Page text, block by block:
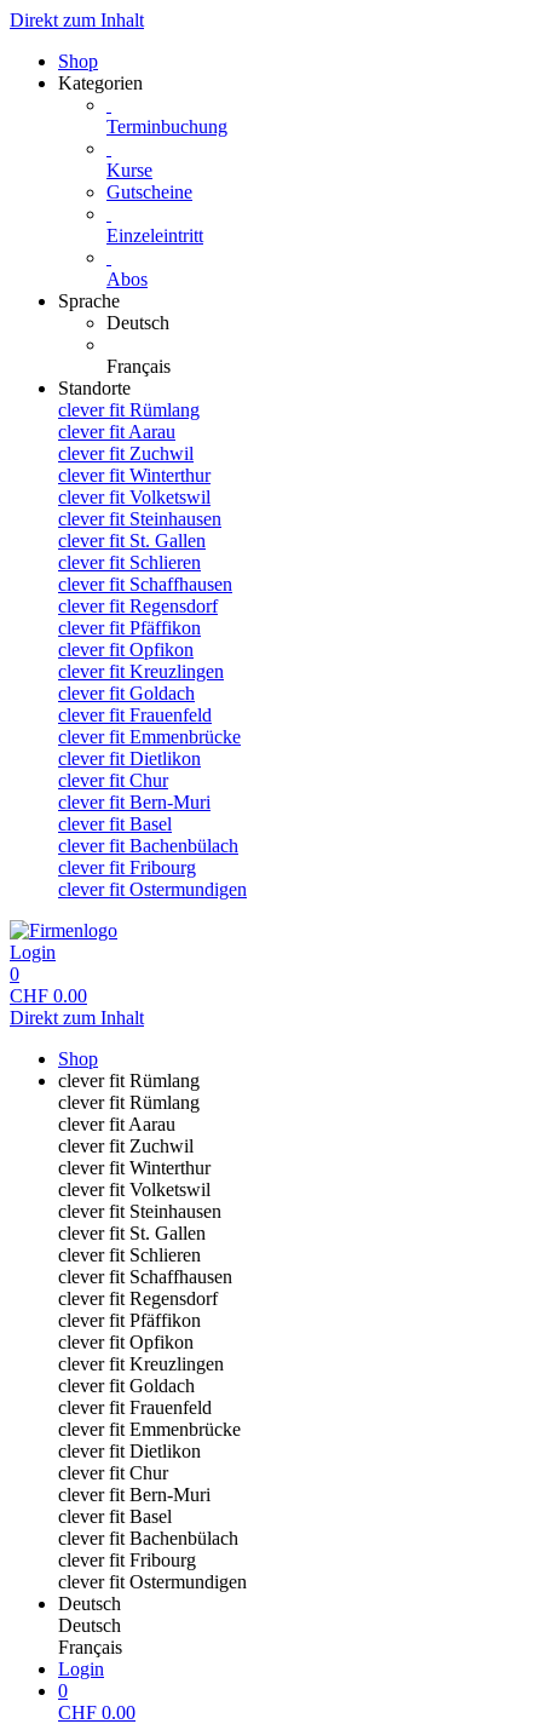
Direkt zum Inhalt
Shop
Kategorien
Terminbuchung
Kurse
Gutscheine
Einzeleintritt
Abos
Sprache
Deutsch
Français
Standorte
clever fit Rümlang
clever fit Aarau
clever fit Zuchwil
clever fit Winterthur
clever fit Volketswil
clever fit Steinhausen
clever fit St. Gallen
clever fit Schlieren
clever fit Schaffhausen
clever fit Regensdorf
clever fit Pfäffikon
clever fit Opfikon
clever fit Kreuzlingen
clever fit Goldach
clever fit Frauenfeld
clever fit Emmenbrücke
clever fit Dietlikon
clever fit Chur
clever fit Bern-Muri
clever fit Basel
clever fit Bachenbülach
clever fit Fribourg
clever fit Ostermundigen
Login
0
CHF 0.00
Direkt zum Inhalt
Shop
clever fit Rümlang
clever fit Rümlang
clever fit Aarau
clever fit Zuchwil
clever fit Winterthur
clever fit Volketswil
clever fit Steinhausen
clever fit St. Gallen
clever fit Schlieren
clever fit Schaffhausen
clever fit Regensdorf
clever fit Pfäffikon
clever fit Opfikon
clever fit Kreuzlingen
clever fit Goldach
clever fit Frauenfeld
clever fit Emmenbrücke
clever fit Dietlikon
clever fit Chur
clever fit Bern-Muri
clever fit Basel
clever fit Bachenbülach
clever fit Fribourg
clever fit Ostermundigen
Deutsch
Deutsch
Français
Login
0
CHF 0.00